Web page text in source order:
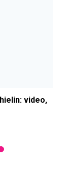
video,